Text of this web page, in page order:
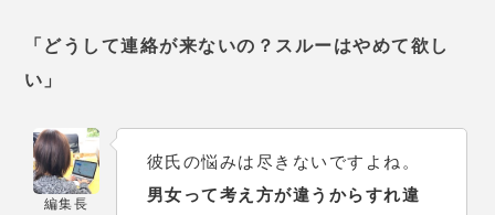
「どうして連絡が来ないの？スルーはやめて欲し
い」
編集長
彼氏の悩みは尽きないですよね。
男女って考え方が違うからすれ違